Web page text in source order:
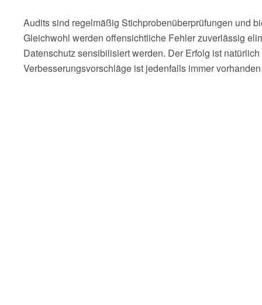
Audits sind regelmäßig Stichprobenüberprüfungen und
Gleichwohl werden offensichtliche Fehler zuverlässig
Datenschutz sensibilisiert werden. Der Erfolg ist
Verbesserungsvorschläge ist jedenfalls immer